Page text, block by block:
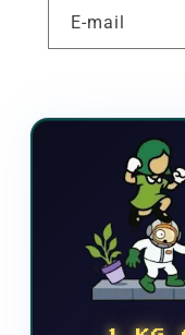
E-mail